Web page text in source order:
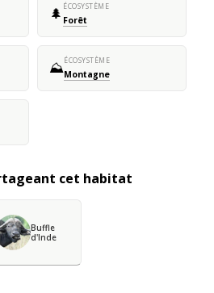
🌲 ÉCOSYSTÈME
Forêt
⛰️ÉCOSYSTÈME
Montagne
cet habitat
Buffle
d'Inde